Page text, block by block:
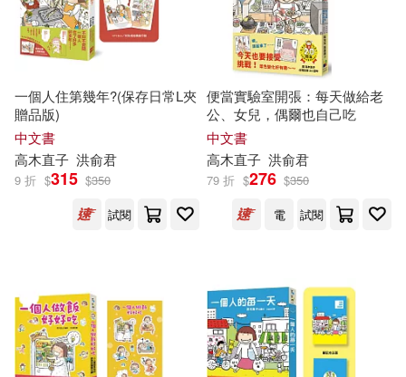
一個人住第幾年?(保存日常L夾
贈品版)
中文書
高木直子 洪俞君
9 折 $315 $350
試閱
便當實驗室開張：每天做給老
公、女兒，偶爾也自己吃
中文書
高木直子 洪俞君
79 折 $276 $350
電
試閱